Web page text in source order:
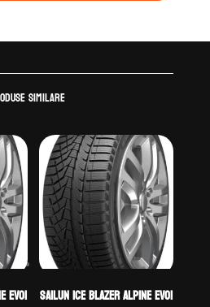
similare
EVO1 Sailun ICE BLAZER ALPINE EVO1